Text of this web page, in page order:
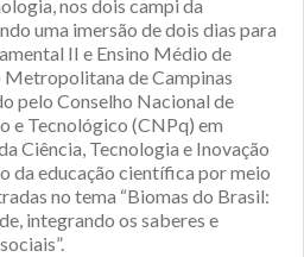
nos dois campi da
uma imersão de dois dias para
II e Ensino Médio de
Metropolitana de Campinas
pelo Conselho Nacional de
e Tecnológico (CNPq) em
Ciência, Tecnologia e Inovação
da educação científica por meio
no tema “Biomas do Brasil:
integrando os saberes e